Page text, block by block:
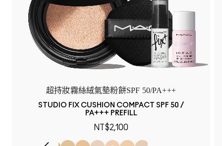
超持妝霧絲絨氣墊粉餅SPF 50/PA+++
STUDIO FIX CUSHION COMPACT SPF 50 /
PA+++ PREFILL
NT$2,100